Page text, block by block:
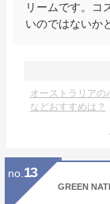
リームです。コ
いのではないか
オーストラリアの
などおすすめは？
no. 13